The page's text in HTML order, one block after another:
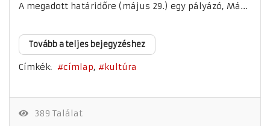
A megadott határidőre (május 29.) egy pályázó, Má...
Tovább a teljes bejegyzéshez
Címkék: címlap kultúra
389 Találat